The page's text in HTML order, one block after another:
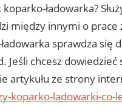
ładowarka?
między innymi o
sprawdza się
Jeśli chcesz
artykułu ze strony
koparko-ladowarki-co-